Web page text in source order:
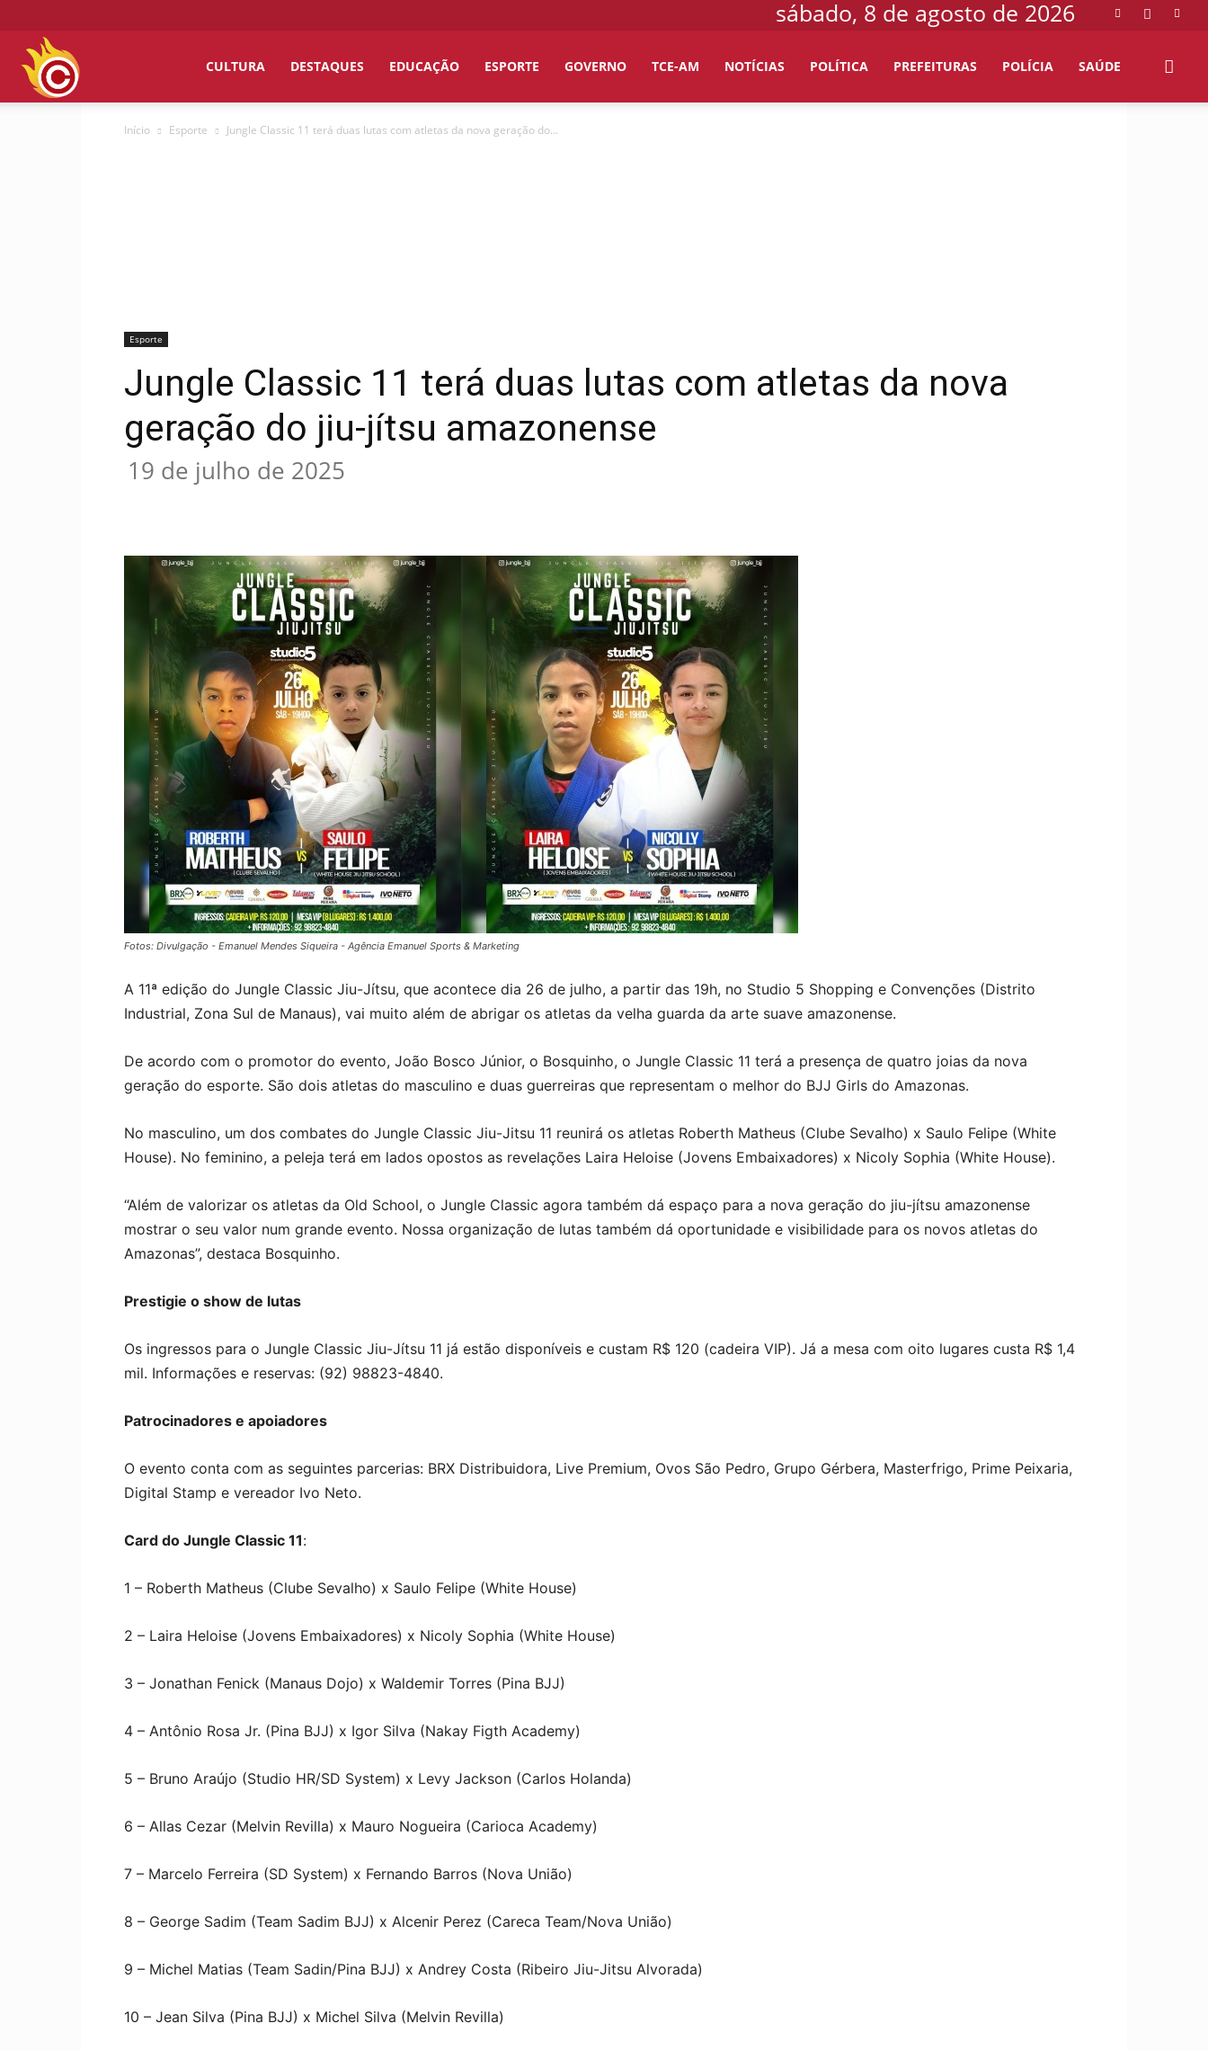
sábado, 8 de agosto de 2026
CULTURA DESTAQUES EDUCAÇÃO ESPORTE GOVERNO TCE-AM NOTÍCIAS POLÍTICA PREFEITURAS POLÍCIA SAÚDE
Início Esporte Jungle Classic 11 terá duas lutas com atletas da nova geração do...
Esporte
Jungle Classic 11 terá duas lutas com atletas da nova
geração do jiu-jítsu amazonense
19 de julho de 2025
Fotos: Divulgação - Emanuel Mendes Siqueira - Agência Emanuel Sports & Marketing
A 11ª edição do Jungle Classic Jiu-Jítsu, que acontece dia 26 de julho, a partir das 19h, no Studio 5 Shopping e Convenções (Distrito
Industrial, Zona Sul de Manaus), vai muito além de abrigar os atletas da velha guarda da arte suave amazonense.
De acordo com o promotor do evento, João Bosco Júnior, o Bosquinho, o Jungle Classic 11 terá a presença de quatro joias da nova
geração do esporte. São dois atletas do masculino e duas guerreiras que representam o melhor do BJJ Girls do Amazonas.
No masculino, um dos combates do Jungle Classic Jiu-Jitsu 11 reunirá os atletas Roberth Matheus (Clube Sevalho) x Saulo Felipe (White
House). No feminino, a peleja terá em lados opostos as revelações Laira Heloise (Jovens Embaixadores) x Nicoly Sophia (White House).
“Além de valorizar os atletas da Old School, o Jungle Classic agora também dá espaço para a nova geração do jiu-jítsu amazonense
mostrar o seu valor num grande evento. Nossa organização de lutas também dá oportunidade e visibilidade para os novos atletas do
Amazonas”, destaca Bosquinho.
Prestigie o show de lutas
Os ingressos para o Jungle Classic Jiu-Jítsu 11 já estão disponíveis e custam R$ 120 (cadeira VIP). Já a mesa com oito lugares custa R$ 1,4
mil. Informações e reservas: (92) 98823-4840.
Patrocinadores e apoiadores
O evento conta com as seguintes parcerias: BRX Distribuidora, Live Premium, Ovos São Pedro, Grupo Gérbera, Masterfrigo, Prime Peixaria,
Digital Stamp e vereador Ivo Neto.
Card do Jungle Classic 11:
1 – Roberth Matheus (Clube Sevalho) x Saulo Felipe (White House)
2 – Laira Heloise (Jovens Embaixadores) x Nicoly Sophia (White House)
3 – Jonathan Fenick (Manaus Dojo) x Waldemir Torres (Pina BJJ)
4 – Antônio Rosa Jr. (Pina BJJ) x Igor Silva (Nakay Figth Academy)
5 – Bruno Araújo (Studio HR/SD System) x Levy Jackson (Carlos Holanda)
6 – Allas Cezar (Melvin Revilla) x Mauro Nogueira (Carioca Academy)
7 – Marcelo Ferreira (SD System) x Fernando Barros (Nova União)
8 – George Sadim (Team Sadim BJJ) x Alcenir Perez (Careca Team/Nova União)
9 – Michel Matias (Team Sadin/Pina BJJ) x Andrey Costa (Ribeiro Jiu-Jitsu Alvorada)
10 – Jean Silva (Pina BJJ) x Michel Silva (Melvin Revilla)